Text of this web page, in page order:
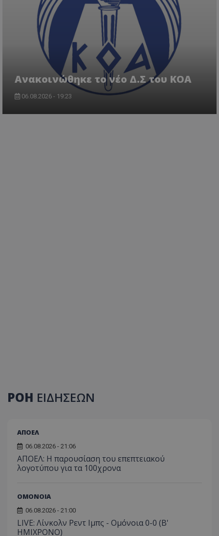
Aνακοινώθηκε το νέο Δ.Σ του ΚΟΑ
06.08.2026 - 19:23
ΡΟΗ ΕΙΔΗΣΕΩΝ
ΑΠΟΕΛ
06.08.2026 - 21:06
ΑΠΟΕΛ: Η παρουσίαση του επεπτειακού
λογοτύπου για τα 100χρονα
ΟΜΟΝΟΙΑ
06.08.2026 - 21:00
LIVE: Λίνκολν Ρεντ Ιμπς - Ομόνοια 0-0 (Β'
ΗΜΙΧΡΟΝΟ)